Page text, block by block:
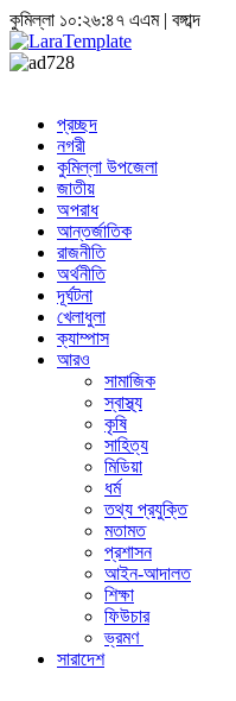
কুমিল্লা ১০:২৬:৪৮ এএম| বঙ্গাব্দ
প্রচ্ছদ
নগরী
কুমিল্লা উপজেলা
জাতীয়
অপরাধ
আন্তর্জাতিক
রাজনীতি
অর্থনীতি
দূর্ঘটনা
খেলাধুলা
ক্যাম্পাস
আরও
সামাজিক
স্বাস্থ্য
কৃষি
সাহিত্য
মিডিয়া
ধর্ম
তথ্য প্রযুক্তি
মতামত
প্রশাসন
আইন-আদালত
শিক্ষা
ফিউচার
ভ্রমণ
সারাদেশ